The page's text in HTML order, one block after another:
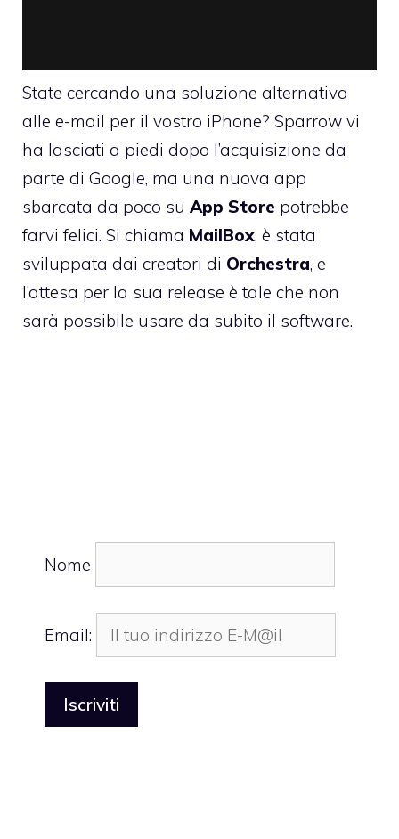
State cercando una soluzione alternativa
alle e-mail per il vostro iPhone? Sparrow vi
ha lasciati a piedi dopo l’acquisizione da
parte di Google, ma una nuova app
sbarcata da poco su App Store potrebbe
farvi felici. Si chiama MailBox, è stata
sviluppata dai creatori di Orchestra, e
l’attesa per la sua release è tale che non
sarà possibile usare da subito il software.
Nome
Email: